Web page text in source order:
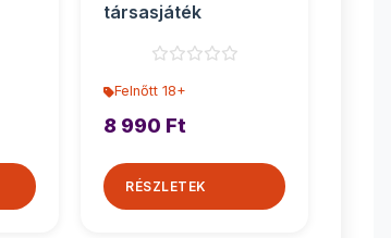
társasjáték
Felnőtt 18+
8 990 Ft
RÉSZLETEK